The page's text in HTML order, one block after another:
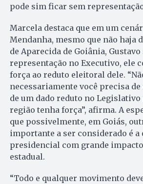
pode sim ficar sem
Marcela destaca que em um
Mendanha, mesmo que não haja
de Aparecida de Goiânia, Gustavo
representação no Executivo, ele
força ao reduto eleitoral dele.
necessariamente você precisa
de um dado reduto no Legislativo
região tenha força”, afirma. A
que possivelmente, em Goiás,
importante a ser considerado é a
presidencial com grande
estadual.
“Todo e qualquer movimento